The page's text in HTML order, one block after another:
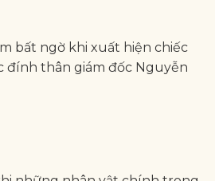
bất ngờ khi xuất hiện chiếc
đính thân giám đốc Nguyễn